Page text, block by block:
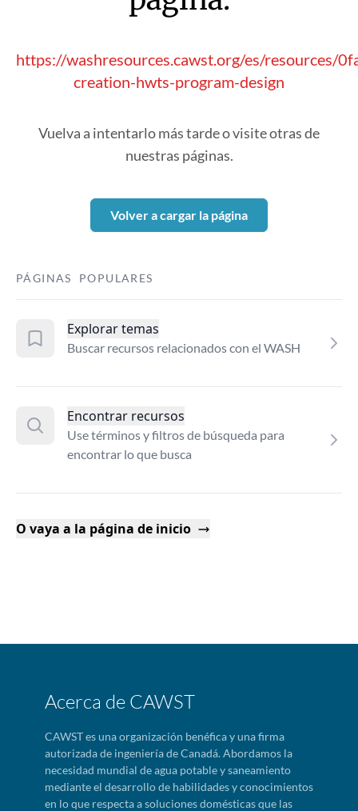
https://washresources.cawst.org/es/resources/
creation-hwts-program-design
Vuelva a intentarlo más tarde o visite otras de
nuestras páginas.
Volver a cargar la página
PÁGINAS POPULARES
Explorar temas
Buscar recursos relacionados con el WASH
Encontrar recursos
Use términos y filtros de búsqueda para
encontrar lo que busca
O vaya a la página de inicio
Acerca de CAWST
CAWST es una organización benéfica y una firma
autorizada de ingeniería de Canadá. Abordamos la
necesidad mundial de agua potable y saneamiento
mediante el desarrollo de habilidades y conocimientos
en lo que respecta a soluciones domésticas que las